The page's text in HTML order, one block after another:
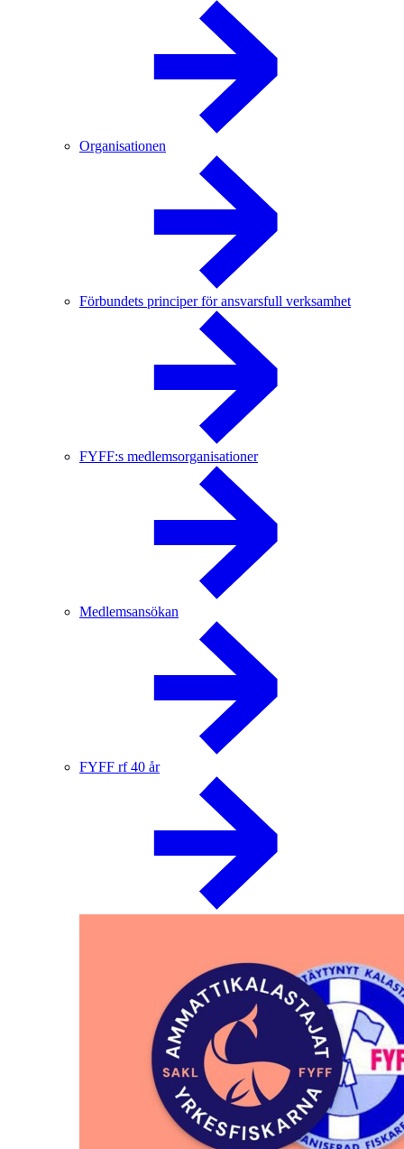
Organisationen
Förbundets principer för ansvarsfull verksamhet
FYFF:s medlemsorganisationer
Medlemsansökan
FYFF rf 40 år